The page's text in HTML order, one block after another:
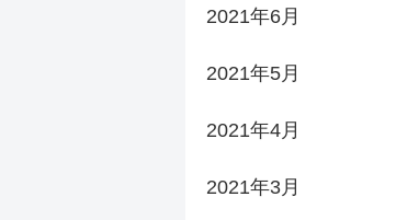
2021年6月
2021年5月
2021年4月
2021年3月